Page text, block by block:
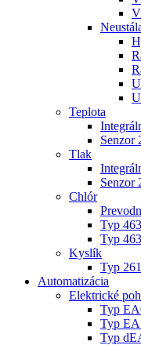
Teplota
Senzor
Tlak
Senzor
Chlór
Typ
Typ
Kyslík
Typ
Automatizácia
Elektrické
Typ
Typ
Typ